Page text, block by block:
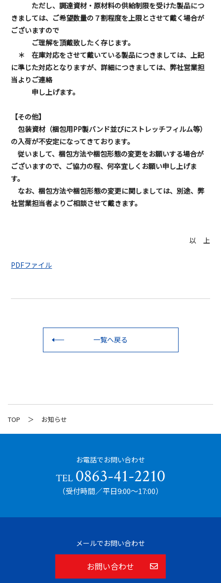
ただし、調達資材・原材料の供給制限を受けた製品につ
きましては、ご希望数量の ７割程度を上限とさせて戴く場合が
ございますので
ご理解を頂戴致したく存じます。
＊ 在庫対応をさせて戴いている製品につきましては、上記
に準じた対応となりますが、詳細につきましては、弊社営業担
当よりご連絡
申 し上げます。
【その他】
包装資材（梱包用PP製バンド並びにストレッチフィルム等）
の入荷が不安定になってきております。
従いまして、梱包方法や梱包形態の変更をお願いする場合が
ございますので、ご協力の程、何卒宜しくお願い申し上げま
す。
なお、梱包方法や梱包形態の変更に関しましては、別途、弊
社営業担当者よりご相談させて戴きます。
以 上
PDFファイル
一覧へ戻る
TOP お知らせ
お電話でお問い合わせ
TEL 0863-41-2210
（受付時間／平日9:00〜17:00）
メールでお問い合わせ
お問い合わせ